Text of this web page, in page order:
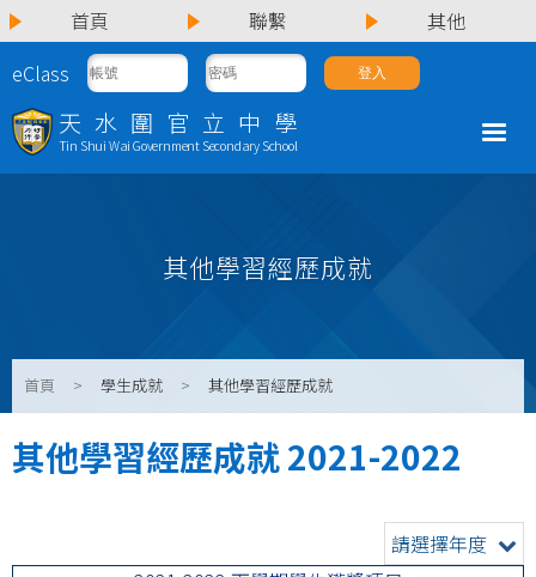
天水圍官立中學
Tin Shui Wai Government Secondary School
首頁 聯繫
其他
eClass
其他學習經歷成就
首頁 > 學生成就 > 其他學習經歷成就
其他學習經歷成就 2021-2022
請選擇年度